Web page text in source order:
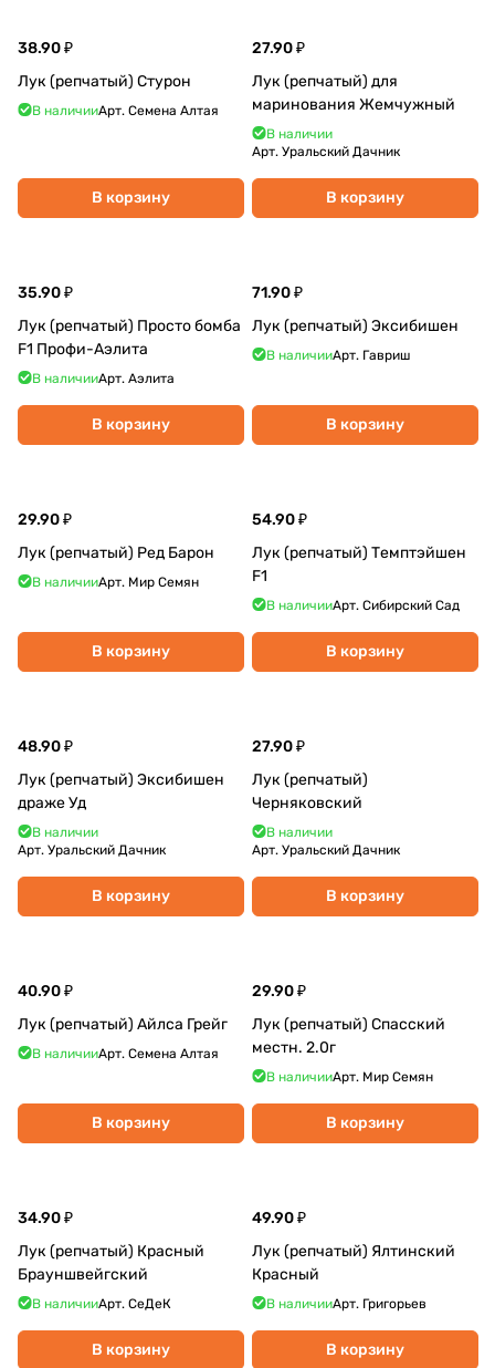
38.90 ₽
Лук (репчатый) Стурон
В наличииАрт. Семена Алтая
В корзину
27.90 ₽
Лук (репчатый) для
маринования Жемчужный
В наличии
Арт. Уральский Дачник
В корзину
35.90 ₽
Лук (репчатый) Просто бомба
F1 Профи-Аэлита
В наличииАрт. Аэлита
В корзину
71.90 ₽
Лук (репчатый) Эксибишен
В наличииАрт. Гавриш
В корзину
29.90 ₽
Лук (репчатый) Ред Барон
В наличииАрт. Мир Семян
В корзину
54.90 ₽
Лук (репчатый) Темптэйшен
F1
В наличииАрт. Сибирский Сад
В корзину
48.90 ₽
Лук (репчатый) Эксибишен
драже Уд
В наличии
Арт. Уральский Дачник
В корзину
27.90 ₽
Лук (репчатый)
Черняковский
В наличии
Арт. Уральский Дачник
В корзину
40.90 ₽
Лук (репчатый) Айлса Грейг
В наличииАрт. Семена Алтая
В корзину
29.90 ₽
Лук (репчатый) Спасский
местн. 2.0г
В наличииАрт. Мир Семян
В корзину
34.90 ₽
Лук (репчатый) Красный
Брауншвейгский
В наличииАрт. СеДеК
В корзину
49.90 ₽
Лук (репчатый) Ялтинский
Красный
В наличииАрт. Григорьев
В корзину